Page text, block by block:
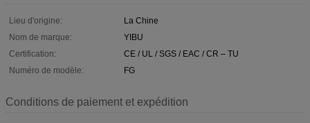
Lieu d'origine:
La Chine
Nom de marque:
YIBU
Certification:
CE / UL / SGS / EAC / CR – TU
Numéro de modèle:
FG
Conditions de paiement et expédition